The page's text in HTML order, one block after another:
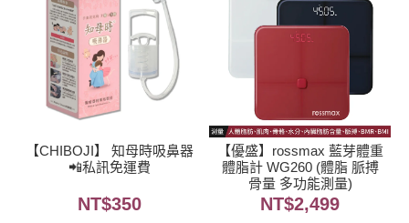
【CHIBOJI】 知母時吸鼻器
📲私訊免運費
NT$350
【優盛】rossmax 藍芽體重
體脂計 WG260 (體脂 脈搏
骨量 多功能測量)
NT$2,499